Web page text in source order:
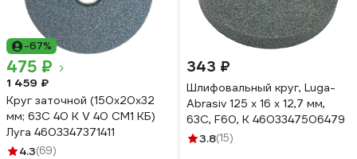
-67%
475 ₽
1 459 ₽
Круг заточной (150х20х32
мм; 63С 40 К V 40 СМ1 КБ)
Луга 4603347371411
4.3(69)
343 ₽
Шлифовальный круг, Luga-
Abrasiv 125 х 16 х 12,7 мм,
63С, F60, K 4603347506479
3.8(15)